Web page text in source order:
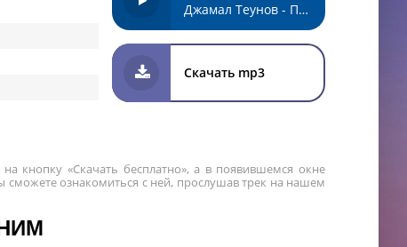
Джамал Теунов - Помним
Скачать mp3
кнопку «Скачать бесплатно», а в появившемся окне
ознакомиться с ней, прослушав трек на нашем